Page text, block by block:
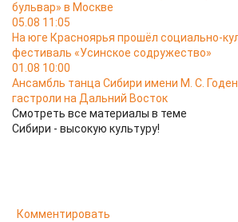
бульвар» в Москве
05.08 11:05
На юге Красноярья прошёл социально-
фестиваль «Усинское содружество»
01.08 10:00
Ансамбль танца Сибири имени М. С.
гастроли на Дальний Восток
Смотреть все материалы в теме
Сибири - высокую культуру!
Комментировать